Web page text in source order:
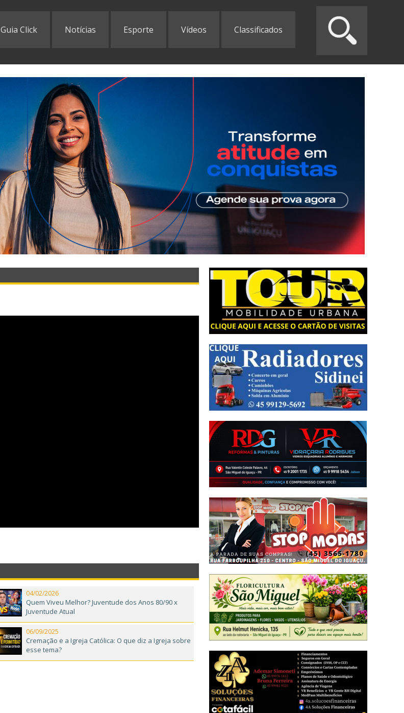
Guia Click Notícias Esporte Vídeos Classificados
04/02/2026
Quem Viveu Melhor? Juventude dos Anos 80/90 x
Juventude Atual
06/09/2025
Cremação e a Igreja Católica: O que diz a Igreja sobre
esse tema?